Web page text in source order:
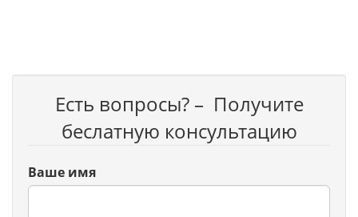
Есть вопросы? – Получите
беслатную консультацию
Ваше имя